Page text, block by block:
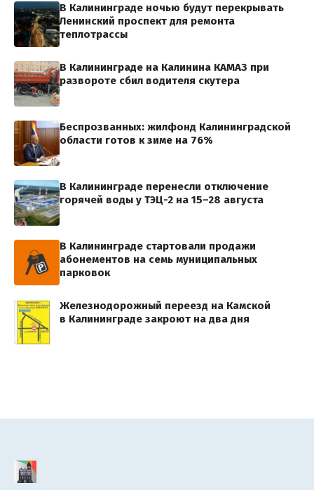
В Калининграде ночью будут перекрывать
Ленинский проспект для ремонта
теплотрассы
В Калининграде на Калинина КАМАЗ при
развороте сбил водителя скутера
Беспрозванных: жилфонд Калининградской
области готов к зиме на 76%
В Калининграде перенесли отключение
горячей воды у ТЭЦ-2 на 15–28 августа
В Калининграде стартовали продажи
абонементов на семь муниципальных
парковок
Железнодорожный переезд на Камской
в Калининграде закроют на два дня